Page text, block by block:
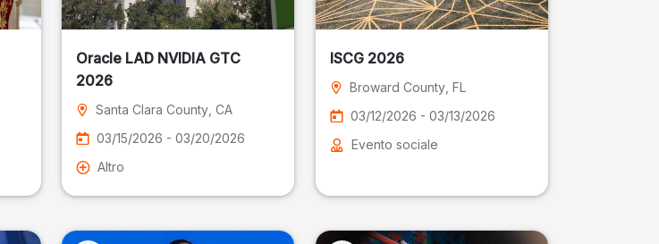
Oracle LAD NVIDIA GTC
2026
Santa Clara County , CA
03/15/2026 - 03/20/2026
Altro
ISCG 2026
Broward County, FL
03/12/2026 - 03/13/2026
Evento sociale